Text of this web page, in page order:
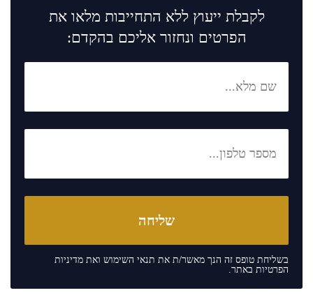
לקבלת ייעוץ ללא התחייבות מלאו את
הפרטים ונחזור אליכם בהקדם:
בשליחת טופס זה הנך מאשר/ת את תנאי השימוש ואת מדיניות
הפרטיות באתר.